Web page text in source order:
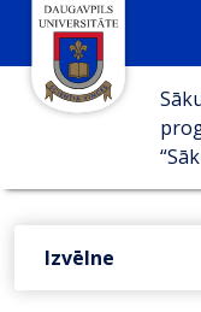
Izvēlne